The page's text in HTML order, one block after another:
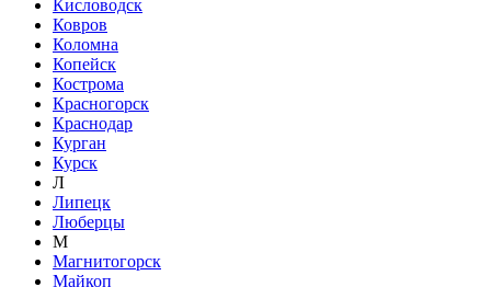
Кисловодск
Ковров
Коломна
Копейск
Кострома
Красногорск
Краснодар
Курган
Курск
Л
Липецк
Люберцы
М
Магнитогорск
Майкоп